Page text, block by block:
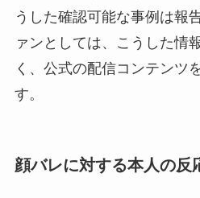
うした確認可能な事例は報
ァンとしては、こうした情
く、公式の配信コンテンツ
す。
顔バレに対する本人の反